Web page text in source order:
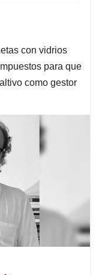
con vidrios
para que
como gestor